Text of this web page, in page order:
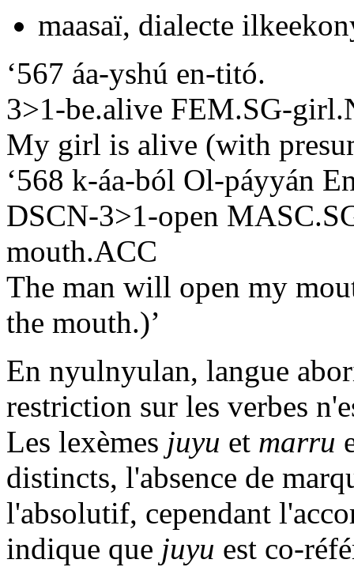
maasaï, dialecte
‘567 áa-yshú en-titó.
3>1-be.alive FEM.SG-
My girl is alive (with
‘568 k-áa-ból Ol-páyyán
DSCN-3>1-open
mouth.ACC
The man will open my
the mouth.)’
En nyulnyulan, langue
restriction sur les verbes
Les lexèmes juyu et marru
distincts, l'absence de
l'absolutif, cependant
indique que juyu est co-